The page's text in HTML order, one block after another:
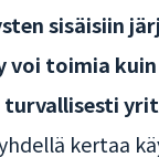
sisäisiin
voi toimia
kertaa